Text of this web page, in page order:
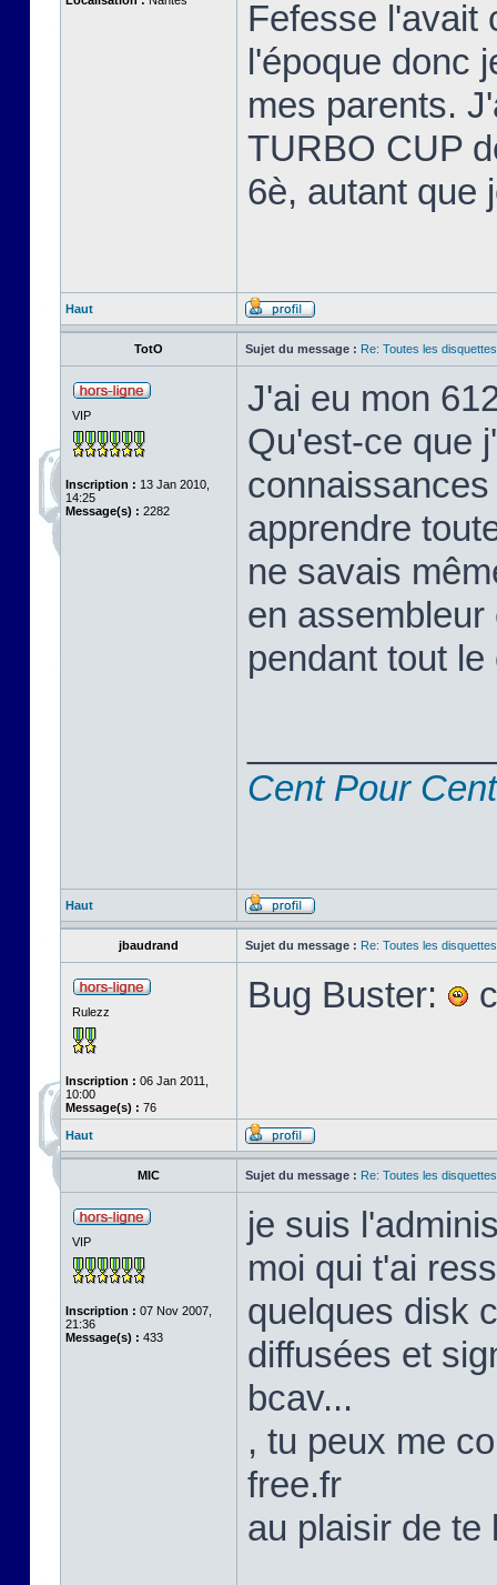
Fefesse l'avait
l'époque donc
mes parents.
TURBO CUP
6è, autant que
Haut
TotO Sujet du message : Re: Toutes les
VIP
Inscription : 13 Jan 2010,
14:25
Message(s) : 2282
J'ai eu mon
Qu'est-ce que
apprendre
ne savais
en
pendant tout le
Cent Pour Cent
Haut
jbaudrand Sujet du message : Re: Toutes les
Rulezz
Inscription : 06 Jan 2011,
10:00
Message(s) : 76
Bug Buster:
Haut
MIC Sujet du message : Re: Toutes les
VIP
Inscription : 07 Nov 2007,
21:36
Message(s) : 433
je suis
moi qui t'ai
quelques disk
diffusées et
bcav...
, tu peux me
free.fr
au plaisir de te